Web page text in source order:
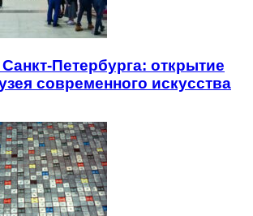
Петербурга: открытие
современного искусства